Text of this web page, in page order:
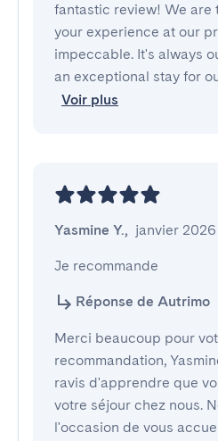
fantastic review! We are
your experience at our
impeccable. It's always
an exceptional stay for
Voir plus
Yasmine Y., janvier 2026
Je recommande
Réponse de Autrimo
Merci beaucoup pour
recommandation,
ravis d'apprendre que
votre séjour chez nous.
l'occasion de vous